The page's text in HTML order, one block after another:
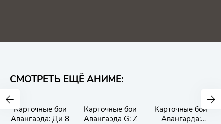
СМОТРЕТЬ ЕЩЁ АНИМЕ:
Карточные бои
Авангарда: Ди 8
Карточные бои
Авангарда G: Z
Карточные бои
Авангарда: